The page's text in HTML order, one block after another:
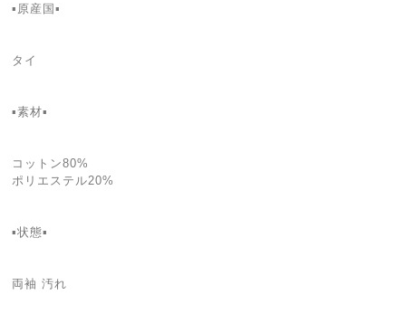
▪️原産国▪️
タイ
▪️素材▪️
コットン80%
ポリエステル20%
▪️状態▪️
両袖 汚れ